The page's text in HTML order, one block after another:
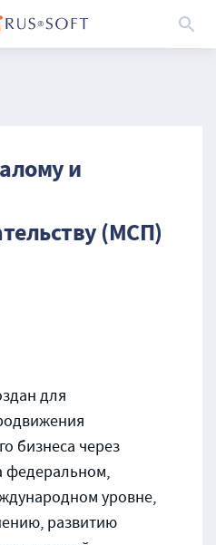
и
(МСП)
для
бизнеса через
федеральном,
уровне,
развитию